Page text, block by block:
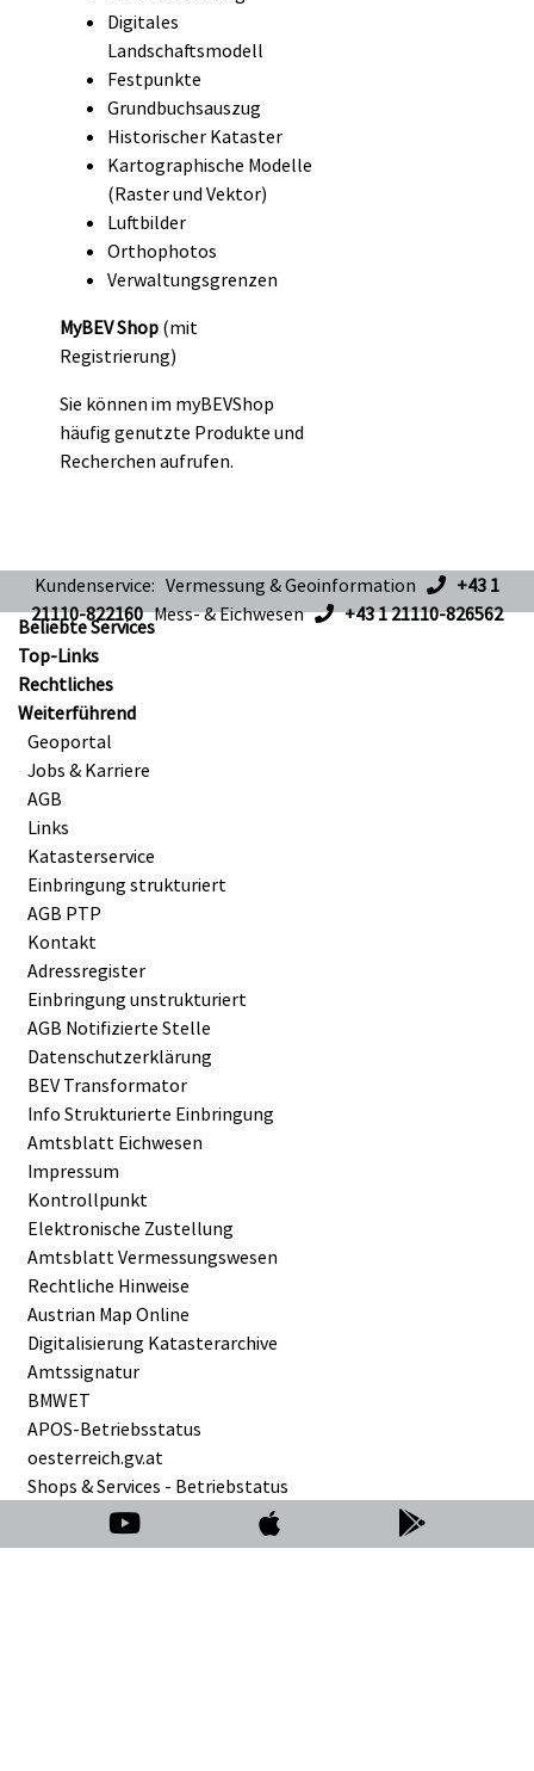
Digitales
Landschaftsmodell
Festpunkte
Grundbuchsauszug
Historischer Kataster
Kartographische Modelle
(Raster und Vektor)
Luftbilder
Orthophotos
Verwaltungsgrenzen
MyBEV Shop (mit
Registrierung)
Sie können im myBEVShop
häufig genutzte Produkte und
Recherchen aufrufen.
Kundenservice: Vermessung & Geoinformation
+43 1
21110-822160Mess- & Eichwesen +43 1 21110-826562
Beliebte Services
Top-Links
Rechtliches
Weiterführend
Geoportal
Jobs & Karriere
AGB
Links
Katasterservice
Einbringung strukturiert
AGB PTP
Kontakt
Adressregister
Einbringung unstrukturiert
AGB Notifizierte Stelle
Datenschutzerklärung
BEV Transformator
Info Strukturierte Einbringung
Amtsblatt Eichwesen
Impressum
Kontrollpunkt
Elektronische Zustellung
Amtsblatt Vermessungswesen
Rechtliche Hinweise
Austrian Map Online
Digitalisierung Katasterarchive
Amtssignatur
BMWET
APOS-Betriebsstatus
oesterreich.gv.at
Shops & Services - Betriebstatus